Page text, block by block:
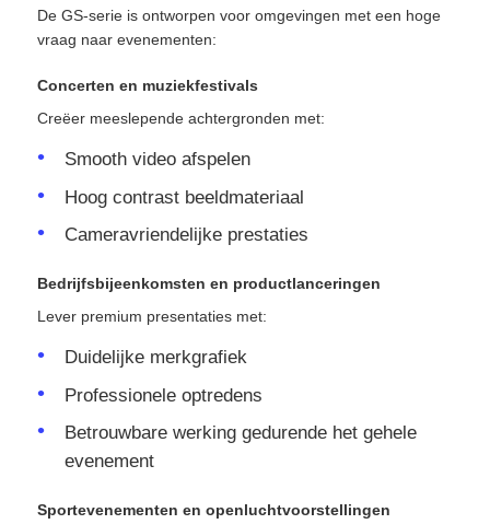
De GS-serie is ontworpen voor omgevingen met een hoge
vraag naar evenementen:
Concerten en muziekfestivals
Creëer meeslepende achtergronden met:
Smooth video afspelen
Hoog contrast beeldmateriaal
Cameravriendelijke prestaties
Bedrijfsbijeenkomsten en productlanceringen
Lever premium presentaties met:
Duidelijke merkgrafiek
Professionele optredens
Betrouwbare werking gedurende het gehele
evenement
Sportevenementen en openluchtvoorstellingen